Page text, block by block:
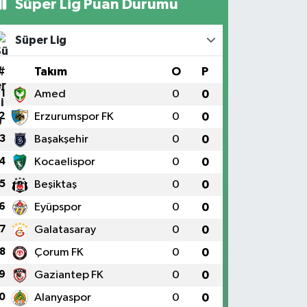
Süper Lig Puan Durumu
Süper Lig
Takım O P
1 Amed 0 0
Erzurumspor FK 0 0
3 Başakşehir 0 0
Kocaelispor 0 0
5 Beşiktaş 0 0
Eyüpspor 0 0
7 Galatasaray 0 0
8 Çorum FK 0 0
Gaziantep FK 0 0
Alanyaspor 0 0